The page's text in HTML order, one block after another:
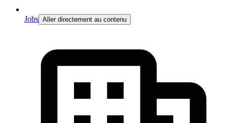
Jobs Aller directement au contenu